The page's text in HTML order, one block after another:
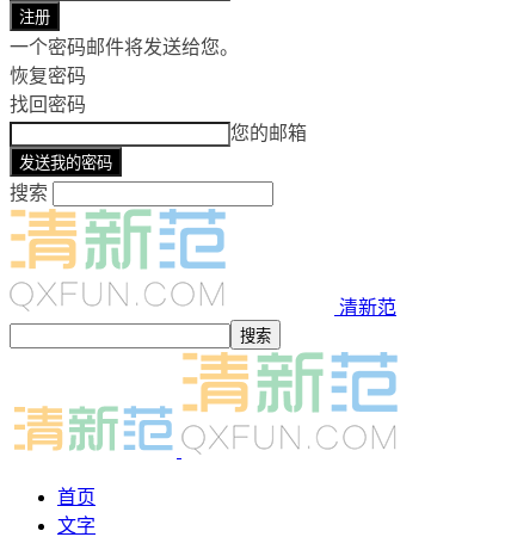
一个密码邮件将发送给您。
恢复密码
找回密码
您的邮箱
搜索
清新范
首页
文字